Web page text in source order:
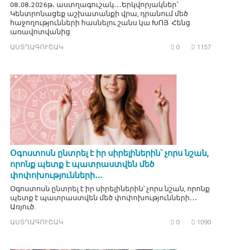
08․08․2026թ․ աստղագուշակ․․․Երկվորյակներ՝
Կենտրոնացեք աշխատանքի վրա, դրանում մեծ
հաջողությունների հասնելու շանս կա ԽՈՅ Հենց
առավոտվանից
ԱՍՏՂԱԳՈՒՇԱԿ 0 1157
Օգոստոսն ընտրել է իր սիրելիներին՝ չորս նշան,
որոնք պետք է պատրաստվեն մեծ
փոփոխությունների․․․
Օգոստոսն ընտրել է իր սիրելիներին՝ չորս նշան, որոնք
պետք է պատրաստվեն մեծ փոփոխությունների․․․
Առյուծ.
ԱՍՏՂԱԳՈՒՇԱԿ 0 1090